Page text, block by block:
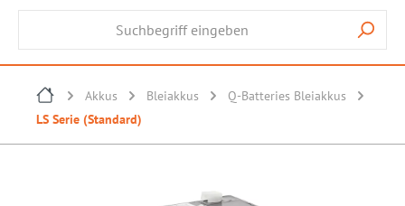
Akkus Bleiakkus
Q-Batteries Bleiakkus
LS Serie (Standard)